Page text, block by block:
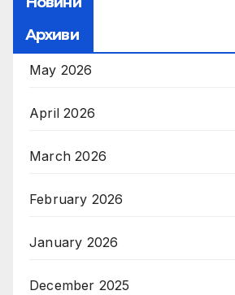
Архиви
May 2026
April 2026
March 2026
February 2026
January 2026
December 2025